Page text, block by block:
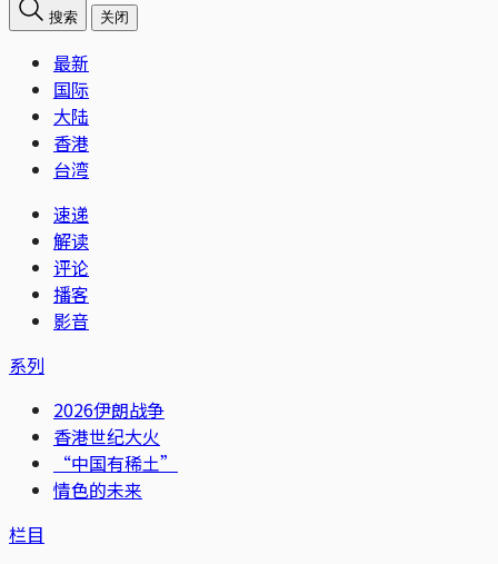
搜索 关闭
最新
国际
大陆
香港
台湾
速递
解读
评论
播客
影音
系列
2026伊朗战争
香港世纪大火
“中国有稀土”
情色的未来
栏目